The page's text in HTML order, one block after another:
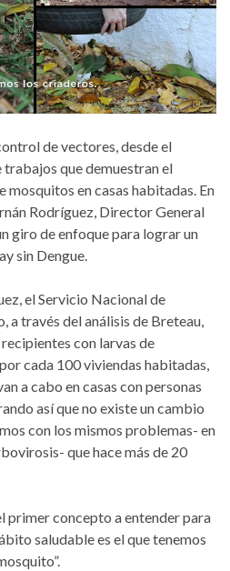
de vectores, desde el
trabajos que demuestran el
mosquitos en casas habitadas. En
Rodríguez, Director General
giro de enfoque para lograr un
sin Dengue.
el Servicio Nacional de
a través del análisis de Breteau,
con larvas de
cada 100 viviendas habitadas,
a cabo en casas con personas
así que no existe un cambio
con los mismos problemas- en
que hace más de 20
primer concepto a entender para
saludable es el que tenemos